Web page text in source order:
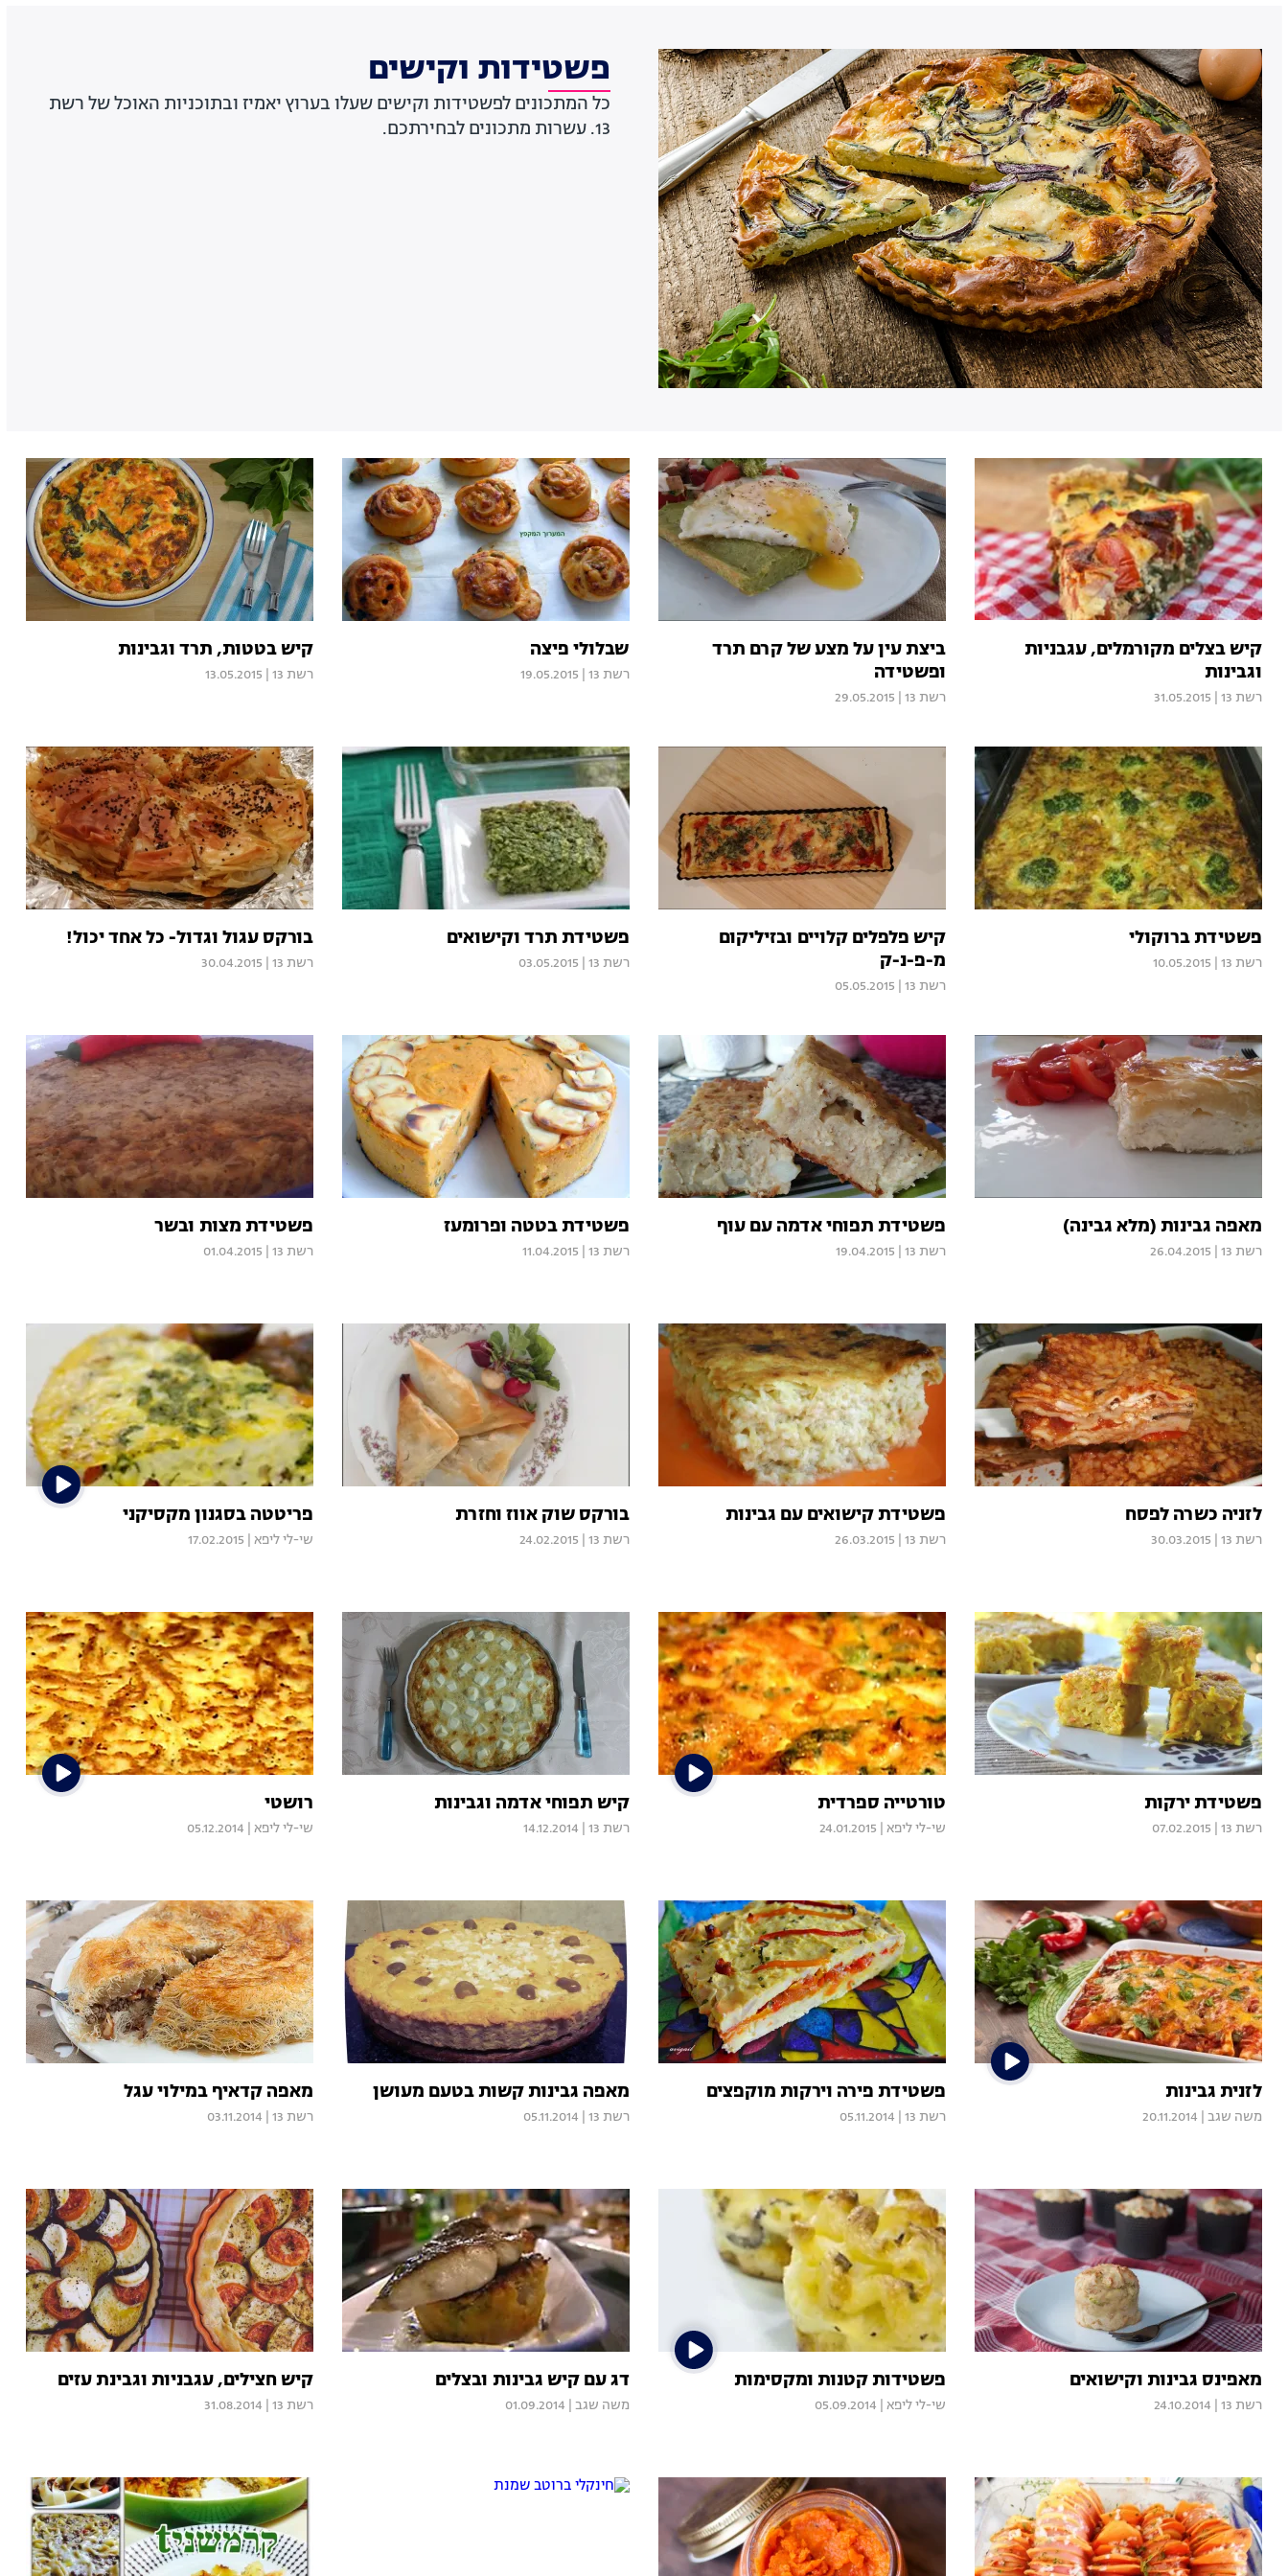
פשטידות וקישים
כל המתכונים לפשטידות וקישים שעלו בערוץ יאמיז ובתוכניות האוכל של רשת
13. עשרות מתכונים לבחירתכם.
קיש בצלים מקורמלים, עגבניות
וגבינות
רשת 13 31.05.2015
ביצת עין על מצע של קרם תרד
ופשטידה
רשת 13 29.05.2015
שבלולי פיצה
רשת 13 19.05.2015
קיש בטטות, תרד וגבינות
רשת 13 13.05.2015
פשטידת ברוקולי
רשת 13 10.05.2015
קיש פלפלים קלויים ובזיליקום
מ-פ-נ-ק
רשת 13 05.05.2015
פשטידת תרד וקישואים
רשת 13 03.05.2015
בורקס עגול וגדול- כל אחד יכול!
רשת 13 30.04.2015
מאפה גבינות (מלא גבינה)
רשת 13 26.04.2015
פשטידת תפוחי אדמה עם עוף
רשת 13 19.04.2015
פשטידת בטטה ופרומעז
רשת 13 11.04.2015
פשטידת מצות ובשר
רשת 13 01.04.2015
לזניה כשרה לפסח
רשת 13 30.03.2015
פשטידת קישואים עם גבינות
רשת 13 26.03.2015
בורקס שוק אווז וחזרת
רשת 13 24.02.2015
פריטטה בסגנון מקסיקני
שי-לי ליפא 17.02.2015
פשטידת ירקות
רשת 13 07.02.2015
טורטייה ספרדית
שי-לי ליפא 24.01.2015
קיש תפוחי אדמה וגבינות
רשת 13 14.12.2014
רושטי
שי-לי ליפא 05.12.2014
לזנית גבינות
משה שגב 20.11.2014
פשטידת פירה וירקות מוקפצים
רשת 13 05.11.2014
מאפה גבינות קשות בטעם מעושן
רשת 13 05.11.2014
מאפה קדאיף במילוי עגל
רשת 13 03.11.2014
מאפינס גבינות וקישואים
רשת 13 24.10.2014
פשטידות קטנות ומקסימות
שי-לי ליפא 05.09.2014
דג עם קיש גבינות ובצלים
משה שגב 01.09.2014
קיש חצילים, עגבניות וגבינת עזים
רשת 13 31.08.2014